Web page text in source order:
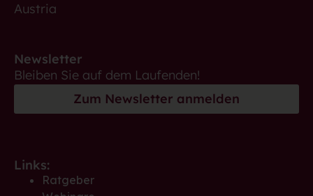
Austria
Newsletter
Bleiben Sie auf dem Laufenden!
Zum Newsletter anmelden
Links:
Ratgeber